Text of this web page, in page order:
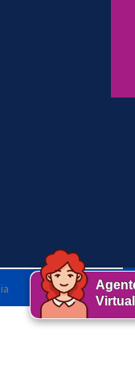
Virtual